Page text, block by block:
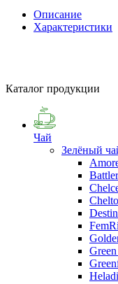
Описание
Характеристики
Каталог продукции
Чай
Зелёный